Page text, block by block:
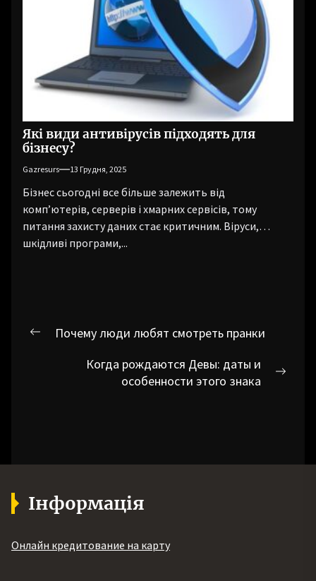
Які види антивірусів підходять для
бізнесу?
Gazresurs 13 Грудня, 2025
Бізнес сьогодні все більше залежить від
комп’ютерів, серверів і хмарних сервісів, тому
питання захисту даних стає критичним. Віруси,
шкідливі програми,...
Навігація
Попередній
Почему люди любят смотреть пранки
Когда рождаются Девы: даты и
особенности этого знака
Інформація
Онлайн кредитование на карту